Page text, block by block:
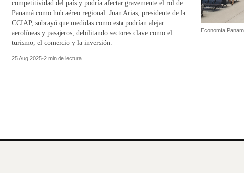
competitividad del país y podría afectar gravemente el rol de
Panamá como hub aéreo regional. Juan Arias, presidente de la
CCIAP, subrayó que medidas como esta podrían alejar
aerolíneas y pasajeros, debilitando sectores clave como el
turismo, el comercio y la inversión.
25 Aug 2025•2 min de lectura
Economía